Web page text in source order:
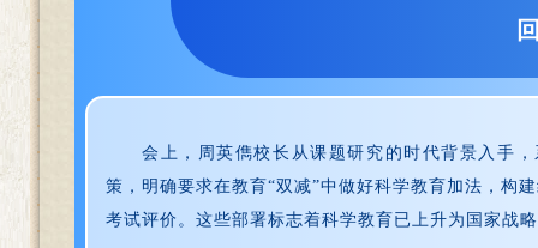
会上，周英儁校长从课题研究的时代背景入手
策，明确要求在教育“双减”中做好科学教育加法，构
考试评价。这些部署标志着科学教育已上升为国家战